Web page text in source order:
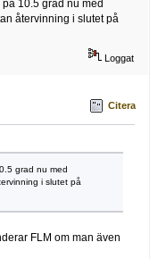
10.5 grad nu med
återvinning i slutet på
Loggat
Citera
grad nu med
i slutet på
FLM om man även